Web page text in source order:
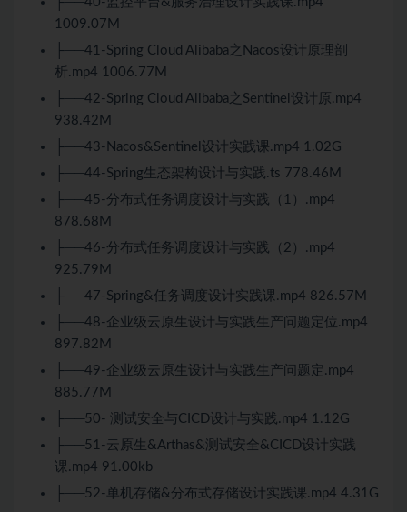
1009.07M
├──41-Spring Cloud Alibaba之Nacos设计原理剖
析.mp4 1006.77M
├──42-Spring Cloud Alibaba之Sentinel设计原.mp4
938.42M
├──43-Nacos&Sentinel设计实践课.mp4 1.02G
├──44-Spring生态架构设计与实践.ts 778.46M
├──45-分布式任务调度设计与实践（1）.mp4
878.68M
├──46-分布式任务调度设计与实践（2）.mp4
925.79M
├──47-Spring&任务调度设计实践课.mp4 826.57M
├──48-企业级云原生设计与实践生产问题定位.mp4
897.82M
├──49-企业级云原生设计与实践生产问题定.mp4
885.77M
├──50- 测试安全与CICD设计与实践.mp4 1.12G
├──51-云原生&Arthas&测试安全&CICD设计实践
课.mp4 91.00kb
├──52-单机存储&分布式存储设计实践课.mp4 4.31G